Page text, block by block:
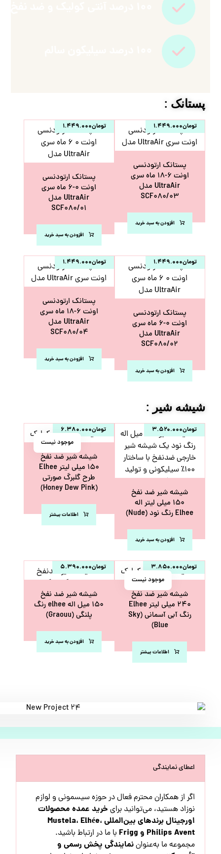
پستانک :
پستانک ارتودنسی
اونت ۶-۱۸ ماه سری
UltraAir مدل
SCF۰۸۰/۰۳
تومان۱.۴۴۹.۰۰۰
افزودن به سبد خرید
پستانک ارتودنسی
اونت ۰-۶ ماه سری
UltraAir مدل
SCF۰۸۰/۰۱
تومان۱.۴۴۹.۰۰۰
افزودن به سبد خرید
پستانک ارتودنسی
اونت ۰-۶ ماه سری
UltraAir مدل
SCF۰۸۰/۰۲
تومان۱.۴۴۹.۰۰۰
افزودن به سبد خرید
پستانک ارتودنسی
اونت ۶-۱۸ ماه سری
UltraAir مدل
SCF۰۸۰/۰۴
تومان۱.۴۴۹.۰۰۰
افزودن به سبد خرید
شیشه شیر :
شیشه شیر ضد نفخ
۱۵۰ میلی لیتر اله
Elhee رنگ نود (Nude)
تومان۳.۵۲۰.۰۰۰
افزودن به سبد خرید
شیشه شیر ضد نفخ
۱۵۰ میلی لیتر Elhee
طرح گلبرگ صورتی
(Honey Dew Pink)
تومان۶.۳۸۰.۰۰۰
موجود نیست
اطلاعات بیشتر
شیشه شیر ضد نفخ
۲۴۰ میلی لیتر Elhee
رنگ آبی آسمانی (Sky
Blue)
تومان۳.۸۵۰.۰۰۰
موجود نیست
اطلاعات بیشتر
شیشه شیر ضد نفخ
۱۵۰ میل اله elhee رنگ
پلنگی (Graouu)
تومان۵.۳۹۰.۰۰۰
افزودن به سبد خرید
اعطای نمایندگی
اگر از همکاران محترم فعال در حوزه سیسمونی و لوازم
نوزاد هستید، می‌توانید برای خرید عمده محصولات
اورجینال برندهای بین‌المللی Mustela، Elhée،
Philips Avent و Frigg
با ما در ارتباط باشید.
مجموعه ما به‌عنواننمایندگی پخش رسمی و